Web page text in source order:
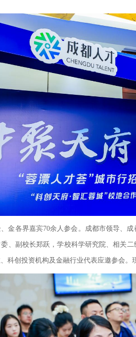
金各界嘉宾70余人参会。成都市领导、
、副校长郑跃，学校科学研究院、相关
科创投资机构及金融行业代表应邀参会。